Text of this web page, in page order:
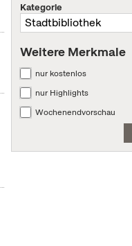
Kategorie
Weitere Merkmale
nur kostenlos
nur Highlights
Wochenendvorschau